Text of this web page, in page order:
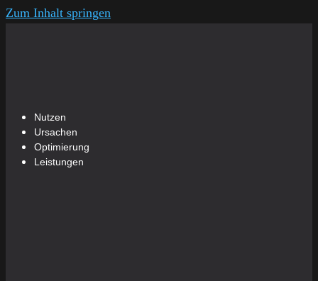
Zum Inhalt springen
Nutzen
Ursachen
Optimierung
Leistungen